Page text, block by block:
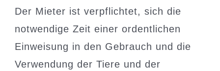
Der Mieter ist verpflichtet, sich die
notwendige Zeit einer ordentlichen
Einweisung in den Gebrauch und die
Verwendung der Tiere und der